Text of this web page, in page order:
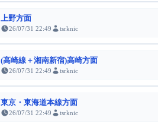
上野方面
26/07/31 22:49 tsrknic
(高崎線＋湘南新宿)高崎方面
26/07/31 22:49 tsrknic
東京・東海道本線方面
26/07/31 22:49 tsrknic